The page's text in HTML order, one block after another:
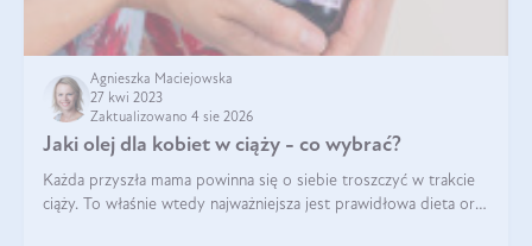
Agnieszka Maciejowska
27 kwi 2023
Zaktualizowano 4 sie 2026
Jaki olej dla kobiet w ciąży - co wybrać?
Każda przyszła mama powinna się o siebie troszczyć w trakcie
ciąży. To właśnie wtedy najważniejsza jest prawidłowa dieta oraz